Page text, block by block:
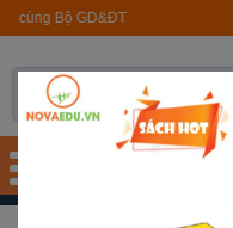
Trang chủ
Giới thiệu
Quy trình hướng